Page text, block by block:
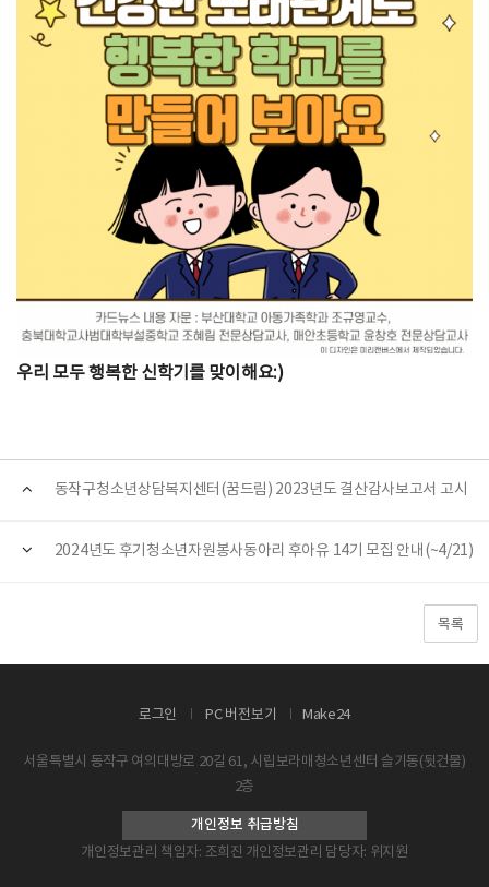
우리 모두 행복한 신학기를 맞이해요:)
동작구청소년상담복지센터(꿈드림) 2023년도 결산감사보고서 고시
2024년도 후기청소년자원봉사동아리 후아유 14기 모집 안내(~4/21)
목록
로그인 PC 버전보기 Make24
서울특별시 동작구 여의대방로 20길 61, 시립보라매청소년센터 슬기동(뒷건물)
2층
개인정보 취급방침
개인정보관리 책임자: 조희진 개인정보관리 담당자: 위지원